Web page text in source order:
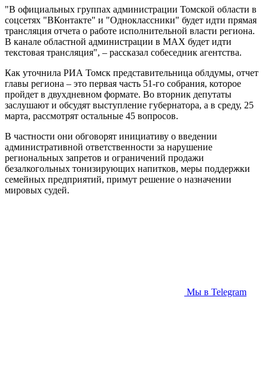
"В официальных группах администрации Томской области в
соцсетях "ВКонтакте" и "Одноклассники" будет идти прямая
трансляция отчета о работе исполнительной власти региона.
В канале областной администрации в МАХ будет идти
текстовая трансляция", – рассказал собеседник агентства.
Как уточнила РИА Томск представительница облдумы, отчет
главы региона – это первая часть 51-го собрания, которое
пройдет в двухдневном формате. Во вторник депутаты
заслушают и обсудят выступление губернатора, а в среду, 25
марта, рассмотрят остальные 45 вопросов.
В частности они обговорят инициативу о введении
административной ответственности за нарушение
региональных запретов и ограничений продажи
безалкогольных тонизирующих напитков, меры поддержки
семейных предприятий, примут решение о назначении
мировых судей.
Мы в Telegram